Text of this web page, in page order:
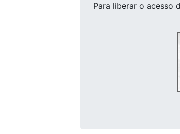
Para liberar o acesso